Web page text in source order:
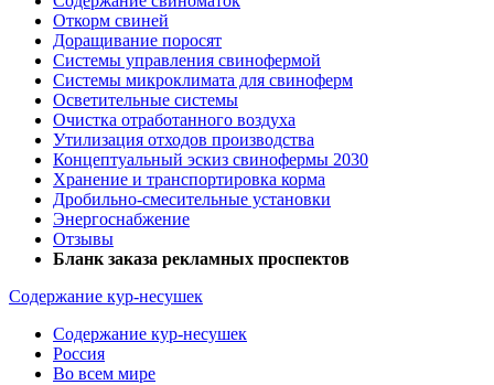
Откорм свиней
Доращивание поросят
Системы управления свинофермой
Системы микроклимата для свиноферм
Осветительные системы
Очистка отработанного воздуха
Утилизация отходов производства
Концептуальный эскиз свинофермы 2030
Хранение и транспортировка корма
Дробильно-смесительные установки
Энергоснабжение
Отзывы
Бланк заказа рекламных проспектов
Содержание кур-несушек
Содержание кур-несушек
Россия
Во всем мире